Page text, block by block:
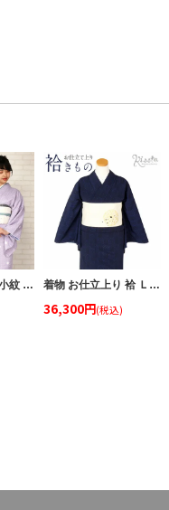
着物 お仕立上り 小紋 袷 Ｍサイズ Ｌサイズ ＜ピンク、紫、薄緑、水色、鉄紺/ぼかし＞ ポリエステル 着物 お仕立上り 袷 Ｌサイズ 東レ シルクデュエット ＜ダークネイビー／オリエンタル更紗＞
36,300円(税込)